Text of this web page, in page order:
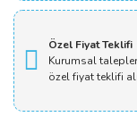
Özel Fiyat Teklifi
Kurumsal
özel fiyat teklifi